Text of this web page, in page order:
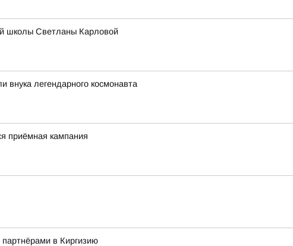
школы Светланы Карловой
внука легендарного космонавта
приёмная кампания
партнёрами в Киргизию